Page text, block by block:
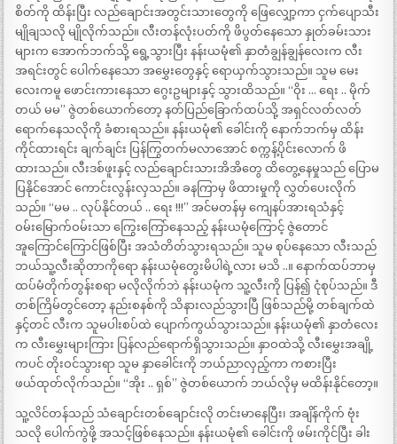
စိတ်ကို ထိန်းပြီး လည်ချောင်းအတွင်းသားတွေကို ဖြေလျှော့ကာ ငှက်ပျောသီး
မျိုချသလို မျိုလိုက်သည်။ လီးတန်လုံးပတ်ကို ဖိပွတ်နေသော နှုတ်ခမ်းသား
များက အောက်ဘက်သို့ ရွေ့သွားပြီး နန်းယမုံ၏ နှာတံချွန်ချွန်လေးက လီး
အရင်းတွင် ပေါက်နေသော အမွှေးတွေနှင့် ရောယှက်သွားသည်။ သူမ မေး
လေးကမူ ဖောင်းကားနေသာ ဂွေးဥများနှင့် သွားထိသည်။ “ဝိုး … ရေး .. မိုက်
တယ် မမ” ဇွဲတစ်ယောက်တော့ နတ်ပြည်ခြောက်ထပ်သို့ အရှင်လတ်လတ်
ရောက်နေသလိုကို ခံစားရသည်။ နန်းယမုံ၏ ခေါင်းကို နောက်ဘက်မှ ထိန်း
ကိုင်ထားရင်း ချက်ချင်း ပြန်ကြွတက်မလာအောင် စက္ကန့်ပိုင်းလောက် ဖိ
ထားသည်။ လီးဒစ်ဖူးနှင့် လည်ချောင်းသားအိအိတွေ ထိတွေ့နေမှုသည် ပြောမ
ပြနိုင်အောင် ကောင်းလွန်းလှသည်။ ခနကြာမှ ဖိထားမှုကို လွှတ်ပေးလိုက်
သည်။ “မမ .. လုပ်နိုင်တယ် .. ရေး !!!” အင်မတန်မှ ကျေနပ်အားရသံနှင့်
ဝမ်းမြောက်ဝမ်းသာ ကြွေးကြော်နေသည့် နန်းယမုံကြောင့် ဇွဲတောင်
အူကြောင်ကြောင်ဖြစ်ပြီး အသံတိတ်သွားရသည်။ သူမ စုပ်နေသော လီးသည်
ဘယ်သူ့လီးဆိုတာကိုရော နန်းယမုံတွေးမိပါရဲ့လား မသိ ..။ နောက်ထပ်ဘာမှ
ထပ်မံတိုက်တွန်းစရာ မလိုလိုက်ဘဲ နန်းယမုံက သူ့လီးကို ပြန်၍ ငုံစုပ်သည်။ ဒီ
တစ်ကြိမ်တွင်တော့ နည်းစနစ်ကို သိနားလည်သွားပြီ ဖြစ်သည်မို့ တစ်ချက်ထဲ
နှင့်တင် လီးက သူမပါးစပ်ထဲ ပျောက်ကွယ်သွားသည်။ နန်းယမုံ၏ နှာတံလေး
က လီးမွှေးများကြား ပြန်လည်ရောက်ရှိသွားသည်။ နှာဝထဲသို့ လီးမွှေးအချို့
ကပင် တိုးဝင်သွားရာ သူမ နှာခေါင်းကို ဘယ်ညာလှည့်ကာ ကစားပြီး
ဖယ်ထုတ်လိုက်သည်။ “အိုး .. ရှစ်” ဇွဲတစ်ယောက် ဘယ်လိုမှ မထိန်းနိုင်တော့။
သူ့လိင်တန်သည် သံချောင်းတစ်ချောင်းလို တင်းမာနေပြီး၊ အချိန်ကိုက် ဗုံး
သလို ပေါက်ကွဲဖို့ အသင့်ဖြစ်နေသည်။ နန်းယမုံ၏ ခေါင်းကို ဖမ်းကိုင်ပြီး ခါး